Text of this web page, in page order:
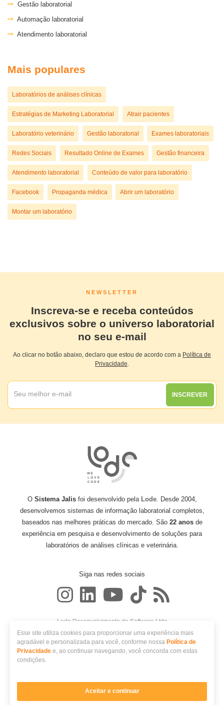
Gestão laboratorial
Automação laboratorial
Atendimento laboratorial
Mais populares
Laboratórios de análises clínicas
Estratégias de Marketing Laboratorial Atrair pacientes
Laboratório veterinário Gestão laboratorial Exames laboratoriais
Redes Sociais Resultado Online de Exames Gestão financeira
Atendimento laboratorial Conteúdo de valor para laboratório
Facebook Propaganda médica Abrir um laboratório
Montar um laboratório
Sistema?
NEWSLETTER
Inscreva-se e receba conteúdos
exclusivos sobre o universo laboratorial
no seu e-mail
Ao clicar no botão abaixo, declaro que estou de acordo com a Política de
Privacidade.
INSCREVER
O Sistema Jalisfoi desenvolvido pela Lode. Desde 2004,
desenvolvemos sistemas de informação laboratorial completos,
baseados nas melhores práticas do mercado. São 22 anosde
experiência em pesquisa e desenvolvimento de soluções para
laboratórios de análises clínicas e veterinária.
Siga nas redes sociais
Lode Desenvolvimento de Software Ltda
CNPJ: 06.986.648/0001-65
Avenida Nóbrega, 548
CEP 87014-180 - Maringá, PR
Esse site utiliza cookies para proporcionar uma experiência mais
agradável e personalizada para você, conforme nossaPolítica de
Privacidade e, ao continuar navegando, você concorda com estas
condições.
Aceitar e continuar